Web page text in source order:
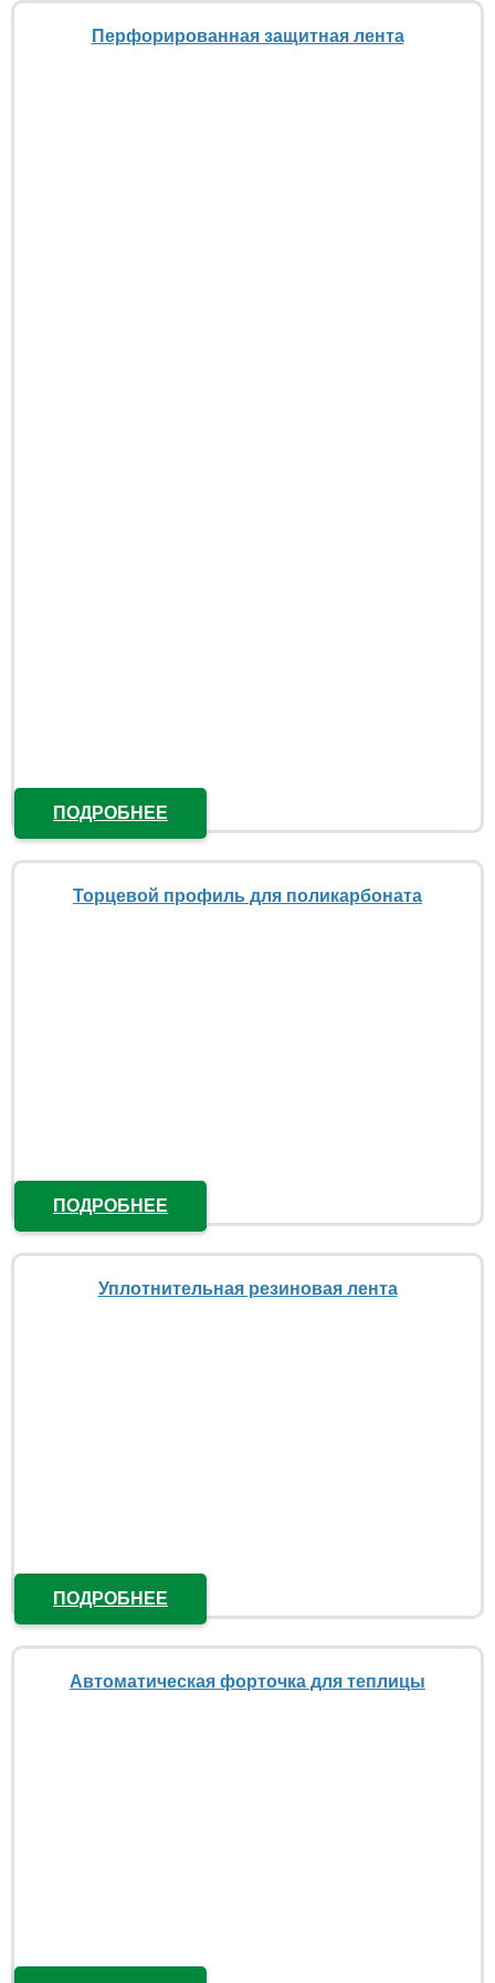
Перфорированная защитная лента
ПОДРОБНЕЕ
Торцевой профиль для поликарбоната
ПОДРОБНЕЕ
Уплотнительная резиновая лента
ПОДРОБНЕЕ
Автоматическая форточка для теплицы